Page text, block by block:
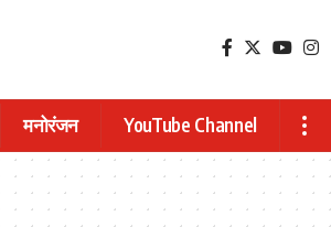
मनोरंजन YouTube Channel